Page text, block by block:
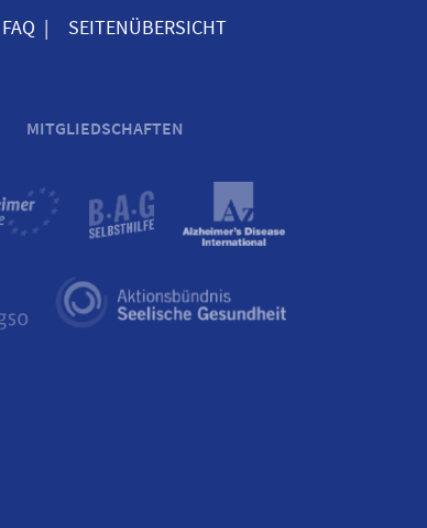
FAQ SEITENÜBERSICHT
MITGLIEDSCHAFTEN